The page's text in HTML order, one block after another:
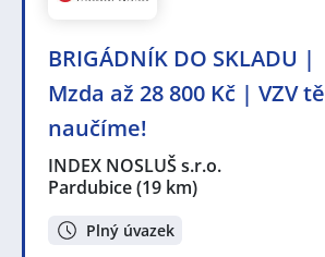
BRIGÁDNÍK DO SKLADU |
Mzda až 28 800 Kč | VZV tě
naučíme!
INDEX NOSLUŠ s.r.o.
Pardubice(19 km)
Plný úvazek